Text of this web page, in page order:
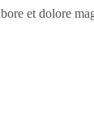
et dolore